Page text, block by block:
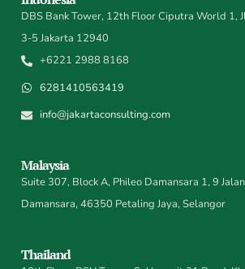
DBS Bank Tower, 12th Floor Ciputra World 1,
3-5 Jakarta 12940
+6221 2988 8168
6281410563419
info@jakartaconsulting.com
Malaysia
Suite 307, Block A, Phileo Damansara 1, 9
Damansara, 46350 Petaling Jaya, Selangor
Thailand